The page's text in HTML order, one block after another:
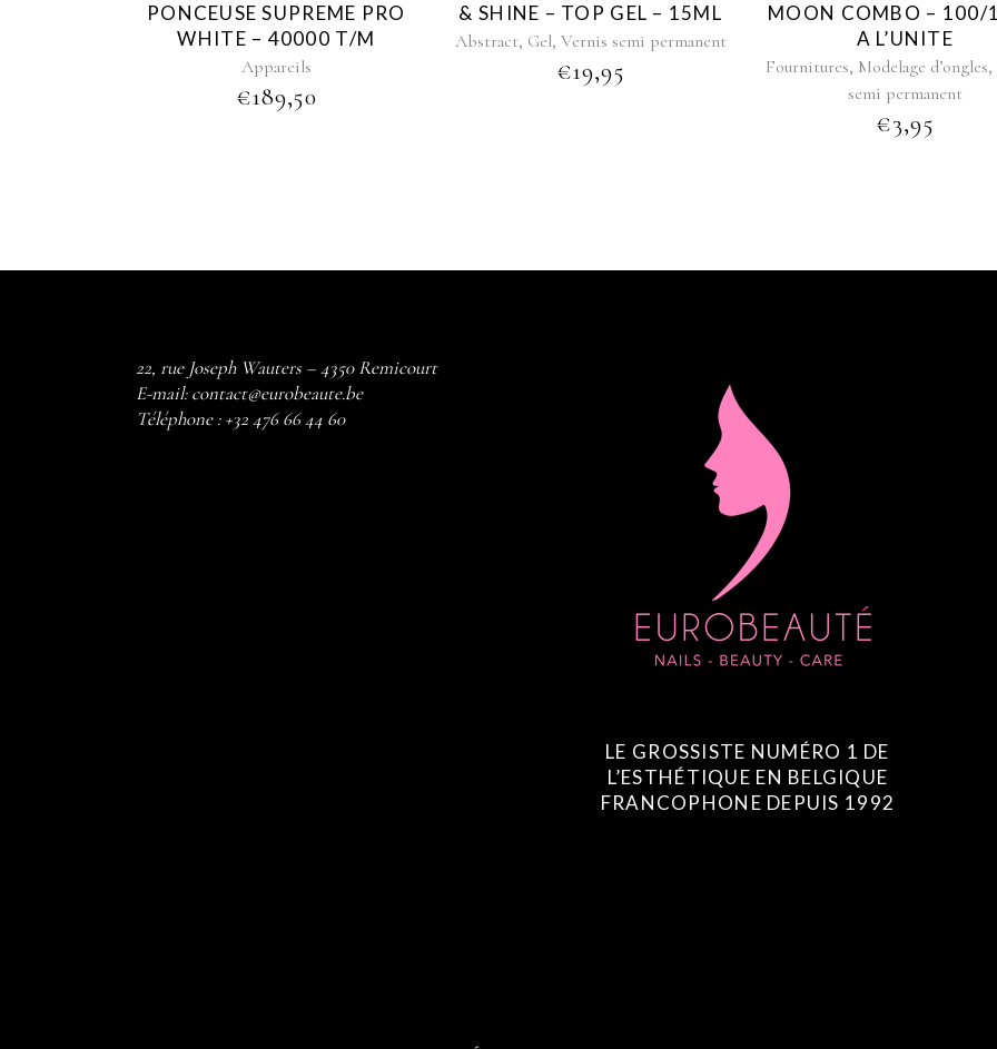
PONCEUSE SUPREME PRO
WHITE – 40000 T/M
Appareils
€189,50
& SHINE – TOP GEL – 15ML
Abstract, Gel, Vernis semi permanent
€19,95
MOON COMBO – 100/
A L’UNITE
Fournitures, Modelage d’ongles,
semi permanent
€3,95
22, rue Joseph Wauters – 4350 Remicourt
E-mail:contact@eurobeaute.be
Téléphone :+32 476 66 44 60
LE GROSSISTE NUMÉRO 1 DE
L’ESTHÉTIQUE EN BELGIQUE
FRANCOPHONE DEPUIS 1992